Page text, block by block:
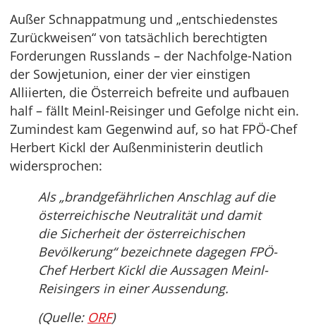
Außer Schnappatmung und „entschiedenstes
Zurückweisen“ von tatsächlich berechtigten
Forderungen Russlands – der Nachfolge-Nation
der Sowjetunion, einer der vier einstigen
Alliierten, die Österreich befreite und aufbauen
half – fällt Meinl-Reisinger und Gefolge nicht ein.
Zumindest kam Gegenwind auf, so hat FPÖ-Chef
Herbert Kickl der Außenministerin deutlich
widersprochen:
Als „brandgefährlichen Anschlag auf die
österreichische Neutralität und damit
die Sicherheit der österreichischen
Bevölkerung“ bezeichnete dagegen FPÖ-
Chef Herbert Kickl die Aussagen Meinl-
Reisingers in einer Aussendung.
(Quelle: ORF)